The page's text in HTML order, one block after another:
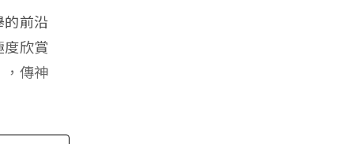
的前沿
度欣賞
，傳神